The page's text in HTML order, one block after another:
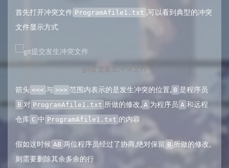
首先打开冲突文件 ProgramAfile1.txt ,可以看到典型的冲突
文件显示方式
git提交发生冲突文件
箭头 <<< 与 >>> 范围内表示的是发生冲突的位置, B 是程序员
B 对 ProgramAfile1.txt 所做的修改, A 为程序员 A 和远程
仓库 C 中 ProgramAfile1.txt 的内容
假如这时候 AB 两位程序员经过了协商,绝对保留 B 所做的修改,
则需要删除其余多余的行